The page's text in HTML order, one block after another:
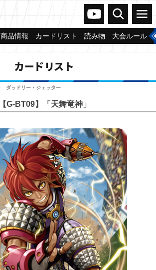
ヴァンガードch
検索 メニュー
商品情報 カードリスト 読み物 大会ルール
カードリスト
ダッドリー・ジェッター
【G-BT09】「天舞竜神」